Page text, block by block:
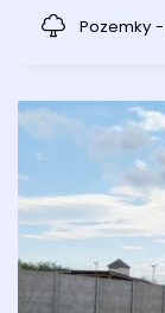
Pozemky